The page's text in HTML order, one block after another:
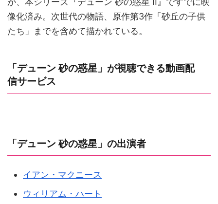
像化済み。次世代の物語、原作第3作「砂丘の子供
たち」までを含めて描かれている。
「デューン 砂の惑星」が視聴できる動画配
信サービス
「デューン 砂の惑星」の出演者
イアン・マクニース
ウィリアム・ハート